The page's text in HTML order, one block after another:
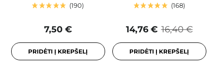
190
7,50 €
PRIDĖTI Į KREPŠELĮ
168
16,40 €
14,76 €
PRIDĖTI Į KREPŠELĮ